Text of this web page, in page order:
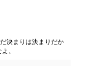
決まりは決まりだか
。